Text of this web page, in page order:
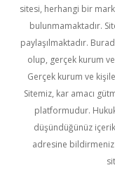
sitesi, herhangi bir
bulunmamaktadır.
paylaşılmaktadır.
olup, gerçek kurum
Gerçek kurum ve
Sitemiz, kar amacı
platformudur.
düşündüğünüz
adresine